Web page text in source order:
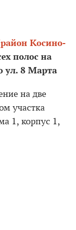
Косино-
полос на
ул. 8 Марта
на две
участка
1, корпус 1,